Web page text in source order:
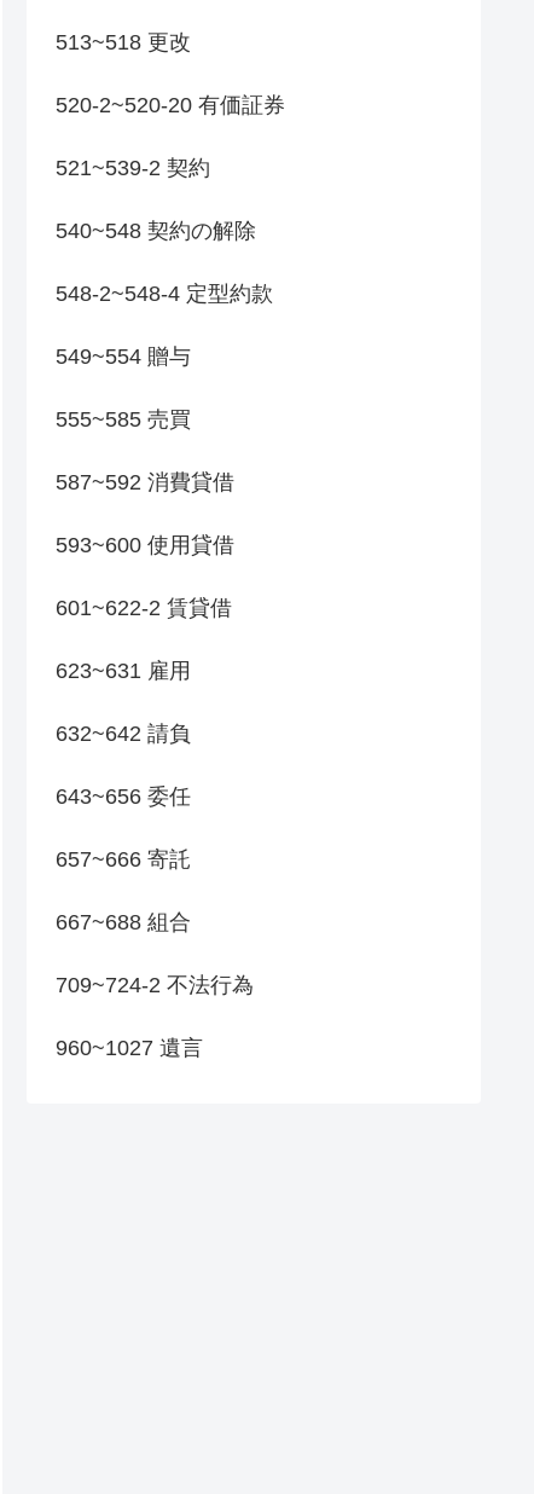
513~518 更改
520-2~520-20 有価証券
521~539-2 契約
540~548 契約の解除
548-2~548-4 定型約款
549~554 贈与
555~585 売買
587~592 消費貸借
593~600 使用貸借
601~622-2 賃貸借
623~631 雇用
632~642 請負
643~656 委任
657~666 寄託
667~688 組合
709~724-2 不法行為
960~1027 遺言